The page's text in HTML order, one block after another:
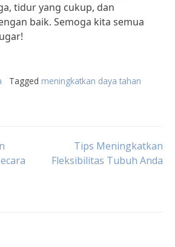
tidur yang cukup, dan
baik. Semoga kita semua
Tagged meningkatkan daya tahan
Tips Meningkatkan
Fleksibilitas Tubuh Anda